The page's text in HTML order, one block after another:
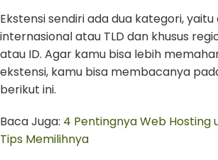
Ekstensi sendiri ada dua kategori,
internasional atau TLD dan khusus
atau ID. Agar kamu bisa lebih
ekstensi, kamu bisa membacanya
berikut ini.
Baca Juga: 4 Pentingnya Web Hosting
Tips Memilihnya